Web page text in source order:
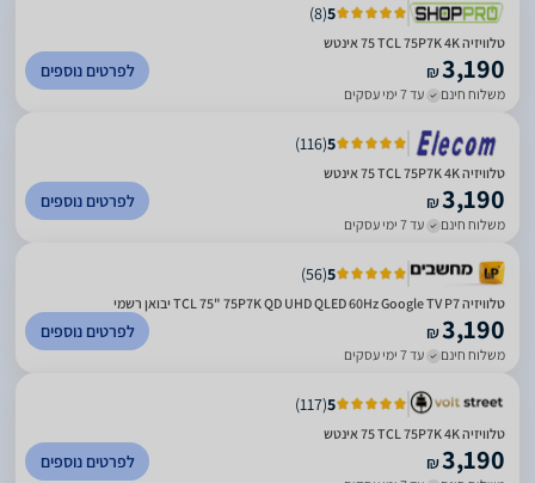
5
(
8
)
טלוויזיה TCL 75P7K 4K ‏75 ‏אינטש
₪3,190
משלוח חינם עד 7 ימי עסקים
לפרטים נוספים
5
(
116
)
טלוויזיה TCL 75P7K 4K ‏75 ‏אינטש
₪3,190
משלוח חינם עד 7 ימי עסקים
לפרטים נוספים
5
(
56
)
טלוויזיה TCL 75" 75P7K QD UHD QLED 60Hz Google TV P7 יבואן רשמי
₪3,190
משלוח חינם עד 7 ימי עסקים
לפרטים נוספים
5
(
117
)
טלוויזיה TCL 75P7K 4K ‏75 ‏אינטש
₪3,190 לפרטים נוספים